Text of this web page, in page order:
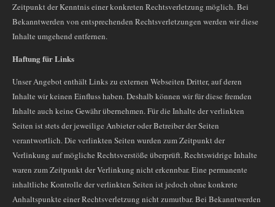
Zeitpunkt der Kenntnis einer konkreten Rechtsverletzung möglich. Bei
Bekanntwerden von entsprechenden Rechtsverletzungen werden wir diese
Inhalte umgehend entfernen.
Haftung für Links
Unser Angebot enthält Links zu externen Webseiten Dritter, auf deren
Inhalte wir keinen Einfluss haben. Deshalb können wir für diese fremden
Inhalte auch keine Gewähr übernehmen. Für die Inhalte der verlinkten
Seiten ist stets der jeweilige Anbieter oder Betreiber der Seiten
verantwortlich. Die verlinkten Seiten wurden zum Zeitpunkt der
Verlinkung auf mögliche Rechtsverstöße überprüft. Rechtswidrige Inhalte
waren zum Zeitpunkt der Verlinkung nicht erkennbar. Eine permanente
inhaltliche Kontrolle der verlinkten Seiten ist jedoch ohne konkrete
Anhaltspunkte einer Rechtsverletzung nicht zumutbar. Bei Bekanntwerden